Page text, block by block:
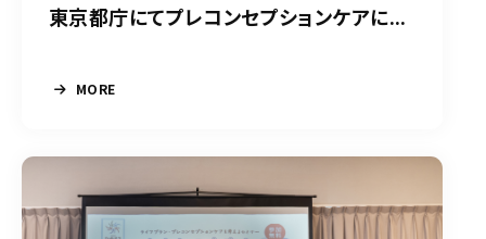
東京都庁にてプレコンセプションケアに...
MORE